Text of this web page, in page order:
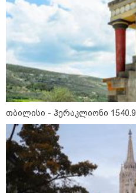
პოლიტიკა
თბილისი - ჰერაკლიონი